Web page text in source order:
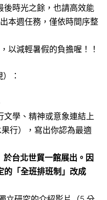
後時光之餘，也請高效能
本週任務，僅依時間序整
以減輕暑假的負擔喔！！
：
文學、精神或意象連結上
行），寫出你認為最適
台北世貿一館展出。因
的「全班排班制」改成